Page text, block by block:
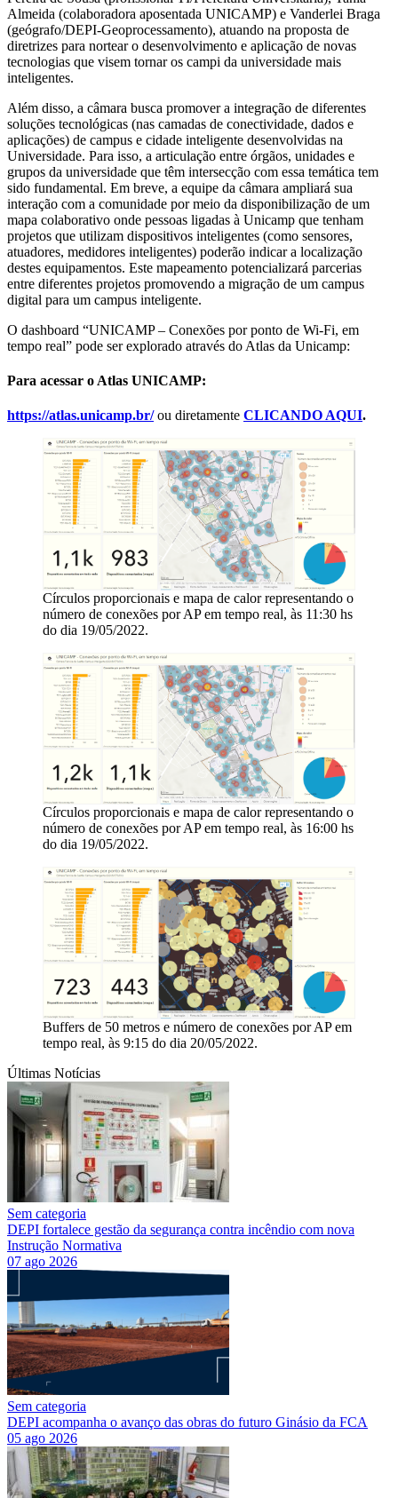
Almeida (colaboradora aposentada UNICAMP) e Vanderlei Braga
(geógrafo/DEPI-Geoprocessamento), atuando na proposta de
diretrizes para nortear o desenvolvimento e aplicação de novas
tecnologias que visem tornar os campi da universidade mais
inteligentes.
Além disso, a câmara busca promover a integração de diferentes
soluções tecnológicas (nas camadas de conectividade, dados e
aplicações) de campus e cidade inteligente desenvolvidas na
Universidade. Para isso, a articulação entre órgãos, unidades e
grupos da universidade que têm intersecção com essa temática tem
sido fundamental. Em breve, a equipe da câmara ampliará sua
interação com a comunidade por meio da disponibilização de um
mapa colaborativo onde pessoas ligadas à Unicamp que tenham
projetos que utilizam dispositivos inteligentes (como sensores,
atuadores, medidores inteligentes) poderão indicar a localização
destes equipamentos. Este mapeamento potencializará parcerias
entre diferentes projetos promovendo a migração de um campus
digital para um campus inteligente.
O dashboard “UNICAMP – Conexões por ponto de Wi-Fi, em
tempo real” pode ser explorado através do Atlas da Unicamp:
Para acessar o Atlas UNICAMP:
https://atlas.unicamp.br/ ou diretamente CLICANDO AQUI.
Círculos proporcionais e mapa de calor representando o
número de conexões por AP em tempo real, às 11:30 hs
do dia 19/05/2022.
Círculos proporcionais e mapa de calor representando o
número de conexões por AP em tempo real, às 16:00 hs
do dia 19/05/2022.
Buffers de 50 metros e número de conexões por AP em
tempo real, às 9:15 do dia 20/05/2022.
Últimas Notícias
Sem categoria
DEPI fortalece gestão da segurança contra incêndio com nova
Instrução Normativa
07 ago 2026
Sem categoria
DEPI acompanha o avanço das obras do futuro Ginásio da FCA
05 ago 2026